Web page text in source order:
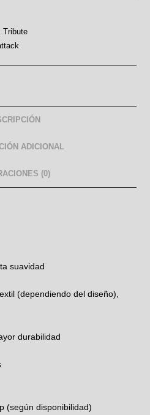
Tribute
ADICIONAL
(0)
suavidad
(dependiendo del diseño),
durabilidad
(según disponibilidad)